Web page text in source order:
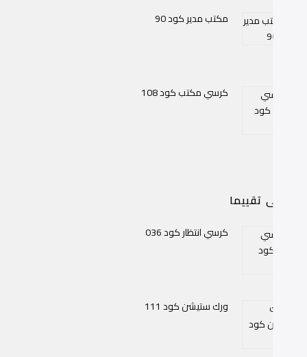
مكتب مدير كود 90
كرسي مكتب كود 108
تقييما
كرسي انتظار كود 036
ورك ستيشن كود 111